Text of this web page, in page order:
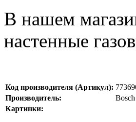
В нашем
настенные
Код производителя (Артикул):
Производитель:
Bosch
Картинки: